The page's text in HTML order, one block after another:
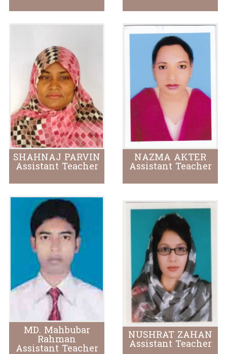
SHAHNAJ PARVIN
Assistant Teacher
NAZMA AKTER
Assistant Teacher
MD. Mahbubar
Rahman
Assistant Teacher
NUSHRAT ZAHAN
Assistant Teacher